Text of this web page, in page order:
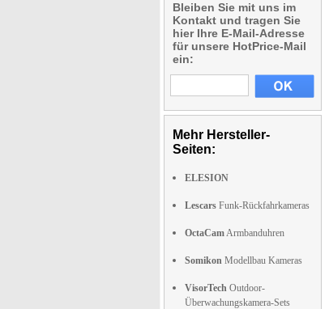
Bleiben Sie mit uns im
Kontakt und tragen Sie
hier Ihre E-Mail-Adresse
für unsere HotPrice-Mail
ein:
Mehr Hersteller-
Seiten:
ELESION
Lescars Funk-Rückfahrkameras
OctaCamArmbanduhren
Somikon Modellbau Kameras
VisorTech Outdoor-
Überwachungskamera-Sets